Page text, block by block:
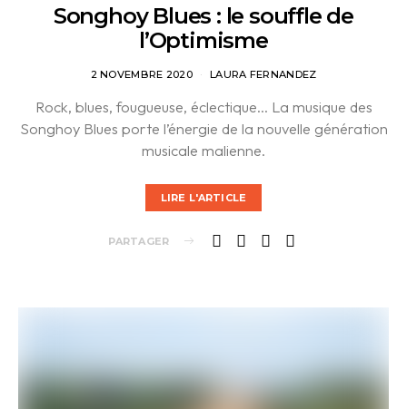
Songhoy Blues : le souffle de
l’Optimisme
2 NOVEMBRE 2020 LAURA FERNANDEZ
Rock, blues, fougueuse, éclectique… La musique des
Songhoy Blues porte l’énergie de la nouvelle génération
musicale malienne.
LIRE L'ARTICLE
PARTAGER